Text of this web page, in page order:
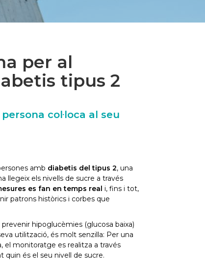
per al
tipus 2
col·loca al seu
amb diabetis del tipus 2, una
llegeix els nivells de sucre a través
es fan en temps real i, fins i tot,
patrons històrics i corbes que
hipoglucèmies (glucosa baixa)
utilització, és molt senzilla: Per una
el monitoratge es realitza a través
quin és el seu nivell de sucre.